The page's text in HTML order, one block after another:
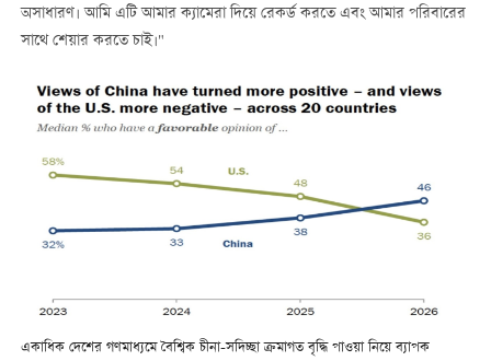
অসাধারণ। আমি এটি আমার ক্যামেরা দিয়ে রেকর্ড করতে এবং আমার পরিবারের
সাথে শেয়ার করতে চাই।"
একাধিক দেশের গণমাধ্যমে বৈশ্বিক চীনা-সদিচ্ছা ক্রমাগত বৃদ্ধি পাওয়া নিয়ে ব্যাপক